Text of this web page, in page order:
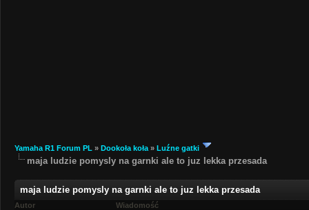
Yamaha R1 Forum PL » Dookoła koła » Luźne gatki
maja ludzie pomysly na garnki ale to juz lekka przesada
maja ludzie pomysly na garnki ale to juz lekka przesada
Autor Wiadomość